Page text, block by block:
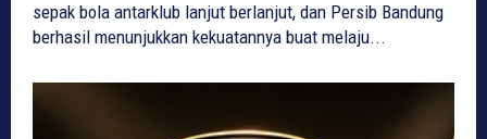
sepak bola antarklub lanjut berlanjut, dan Persib Bandung
berhasil menunjukkan kekuatannya buat melaju...